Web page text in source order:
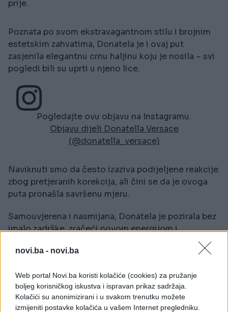
novi.ba - novi.ba
Web portal Novi.ba koristi kolačiće (cookies) za pružanje
boljeg korisničkog iskustva i ispravan prikaz sadržaja.
Kolačići su anonimizirani i u svakom trenutku možete
izmijeniti postavke kolačića u vašem Internet pregledniku.
prije.
Poznata po svom ekstravagantnom stilu i brojnim
estetskim zahvatima, Donatela je i ovaj put
zasjenila elegantnu crnu haljinu koju je nosila – svi
pogledi bili su uprti u njeno lice.
Pogledajte ovu objavu na Instagramu.
Objavu dijeli Donatella Versace
(@donatella_versace)
Naviknuti smo da često izaziva podijeljene reakcije
zbog pretjeranih korekcija, ali čini se da je ovoga
puta pronašla savršenu mjeru.
Samouvjerena i nasmijana, Donatela je pozirala bez
imalo zadrške, zračeći novom energijom i
obilježavale sada su ublažene, a njen novi izgled